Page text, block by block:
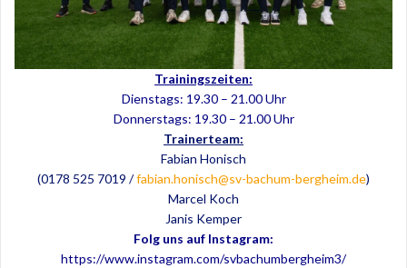
Trainingszeiten:
Dienstags: 19.30 – 21.00 Uhr
Donnerstags: 19.30 – 21.00 Uhr
Trainerteam:
Fabian Honisch
(0178 525 7019 /fabian.honisch@sv-bachum-bergheim.de)
Marcel Koch
Janis Kemper
Folg uns auf Instagram:
https://www.instagram.com/svbachumbergheim3/